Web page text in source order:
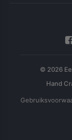
© 2026